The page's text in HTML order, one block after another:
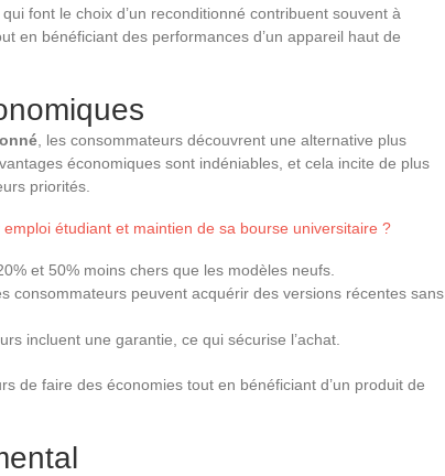
font le choix d’un reconditionné contribuent souvent à
en bénéficiant des performances d’un appareil haut de
, les consommateurs découvrent une alternative plus
économiques sont indéniables, et cela incite de plus
priorités.
étudiant et maintien de sa bourse universitaire ?
et 50% moins chers que les modèles neufs.
consommateurs peuvent acquérir des versions récentes sans
incluent une garantie, ce qui sécurise l’achat.
de faire des économies tout en bénéficiant d’un produit de